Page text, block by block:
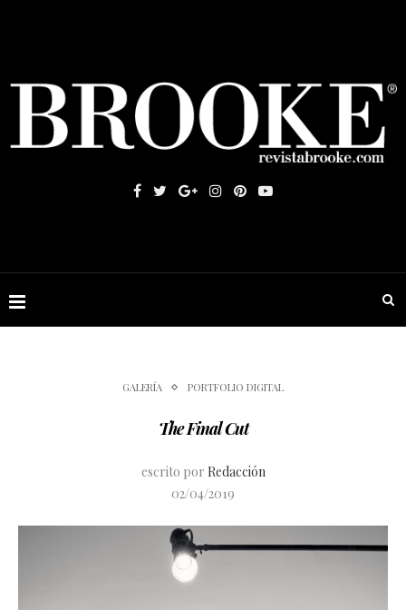
GALERÍA PORTFOLIO DIGITAL
The Final Cut
escrito por Redacción
02/04/2019